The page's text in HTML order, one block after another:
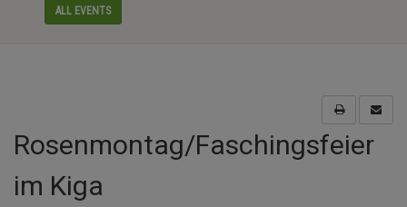
ALL EVENTS
Rosenmontag/Faschingsfeier
im Kiga